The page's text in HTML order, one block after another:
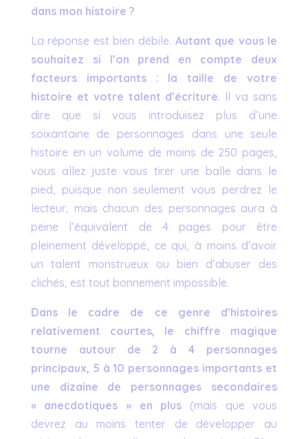
dans mon histoire ?
La réponse est bien débile. Autant que vous le
souhaitez si l’on prend en compte deux
facteurs importants : la taille de votre
histoire et votre talent d’écriture. Il va sans
dire que si vous introduisez plus d’une
soixantaine de personnages dans une seule
histoire en un volume de moins de 250 pages,
vous allez juste vous tirer une balle dans le
pied, puisque non seulement vous perdrez le
lecteur, mais chacun des personnages aura à
peine l’équivalent de 4 pages pour être
pleinement développé, ce qui, à moins d’avoir
un talent monstrueux ou bien d’abuser des
clichés, est tout bonnement impossible.
Dans le cadre de ce genre d’histoires
relativement courtes, le chiffre magique
tourne autour de 2 à 4 personnages
principaux, 5 à 10 personnages importants et
une dizaine de personnages secondaires
« anecdotiques » en plus (mais que vous
devrez au moins tenter de développer au